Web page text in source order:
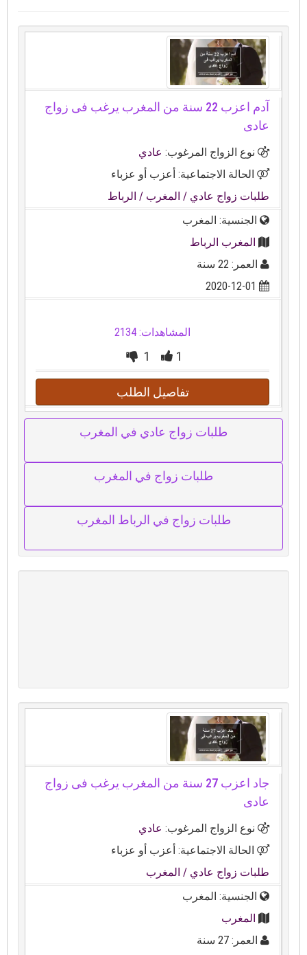
آدم اعزب 22 سنة من المغرب يرغب فى زواج
عادى
نوع الزواج المرغوب:عادي
الحالة الاجتماعية: أعزب أو عزباء
طلبات زواج عادي/ المغرب/ الرباط
الجنسية: المغرب
المغرب الرباط
العمر: 22 سنة
2020-12-01
المشاهدات: 2134
1
1
تفاصيل الطلب
طلبات زواج عادي في المغرب
طلبات زواج في المغرب
طلبات زواج في الرباط المغرب
جاد اعزب 27 سنة من المغرب يرغب فى زواج
عادى
نوع الزواج المرغوب:عادي
الحالة الاجتماعية: أعزب أو عزباء
طلبات زواج عادي/ المغرب
الجنسية: المغرب
المغرب
العمر: 27 سنة